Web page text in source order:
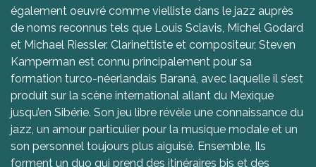
également oeuvré comme vielliste dans le jazz auprès
de noms reconnus tels que Louis Sclavis, Michel Godard
et Michael Riessler. Clarinettiste et compositeur, Steven
Kamperman est connu principalement pour sa
formation turco-néerlandais Baraná, avec laquelle il s’est
produit sur la scène international allant du Mexique
jusqu’en Sibérie. Son jeu libre révèle une connaissance du
jazz, un amour particulier pour la musique modale et un
son personnel toujours plus aiguisé. Ensemble, Ils
forment un duo qui prend des itinéraires bis et des